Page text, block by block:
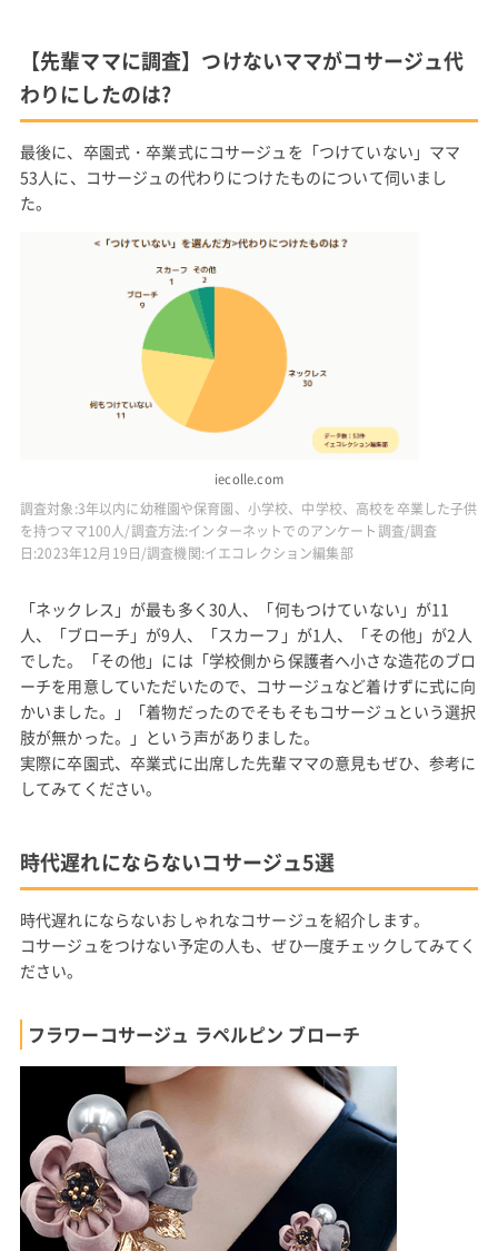
【先輩ママに調査】つけないママがコサージュ代
わりにしたのは?
最後に、卒園式・卒業式にコサージュを「つけていない」ママ
53人に、コサージュの代わりにつけたものについて伺いまし
た。
iecolle.com
調査対象:3年以内に幼稚園や保育園、小学校、中学校、高校を卒業した子供
を持つママ100人/調査方法:インターネットでのアンケート調査/調査
日:2023年12月19日/調査機関:イエコレクション編集部
「ネックレス」が最も多く30人、「何もつけていない」が11
人、「ブローチ」が9人、「スカーフ」が1人、「その他」が2人
でした。「その他」には「学校側から保護者へ小さな造花のブロ
ーチを用意していただいたので、コサージュなど着けずに式に向
かいました。」「着物だったのでそもそもコサージュという選択
肢が無かった。」という声がありました。
実際に卒園式、卒業式に出席した先輩ママの意見もぜひ、参考に
してみてください。
時代遅れにならないコサージュ5選
時代遅れにならないおしゃれなコサージュを紹介します。
コサージュをつけない予定の人も、ぜひ一度チェックしてみてく
ださい。
フラワーコサージュ ラペルピン ブローチ